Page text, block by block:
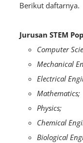
Berikut daftarnya.
Jurusan STEM
Computer
Mechanical
Electrical
Mathematics;
Physics;
Chemical
Biological